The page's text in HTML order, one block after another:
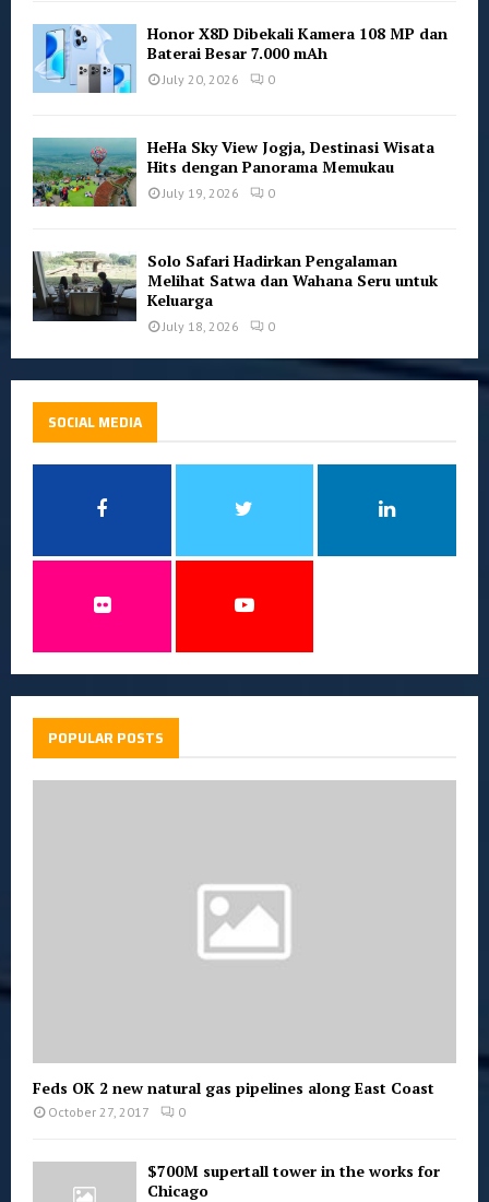
Honor X8D Dibekali Kamera 108 MP dan
Baterai Besar 7.000 mAh
July 20, 2026 0
HeHa Sky View Jogja, Destinasi Wisata
Hits dengan Panorama Memukau
July 19, 2026 0
Solo Safari Hadirkan Pengalaman
Melihat Satwa dan Wahana Seru untuk
Keluarga
July 18, 2026 0
SOCIAL MEDIA
POPULAR POSTS
Feds OK 2 new natural gas pipelines along East Coast
October 27, 2017 0
$700M supertall tower in the works for
Chicago